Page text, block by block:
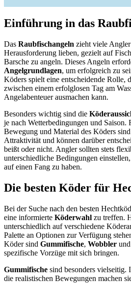
Einführung in das
Das Raubfischangeln zieht viele
Herausforderung lieben, gezielt auf
Barsche zu angeln. Dieses Angeln
Angelgrundlagen, um erfolgreich zu
Köders spielt eine entscheidende Rolle,
zwischen einem erfolglosen Tag am
Angelabenteuer ausmachen kann.
Besonders wichtig sind die
je nach Wetterbedingungen und Saison.
Bewegung und Material des Köders
Attraktivität und können darüber
beißt oder nicht. Angler sollten stets
unterschiedliche Bedingungen
auf einen Fang zu haben.
Die besten Köder für
Bei der Suche nach den besten
eine informierte Köderwahl zu treffen.
unterschiedlich auf verschiedene
Palette an Optionen zur Verfügung
Köder sind Gummifische, Wobbler und
spezifische Vorzüge mit sich bringen.
Gummifische sind besonders
die realistischen Bewegungen machen